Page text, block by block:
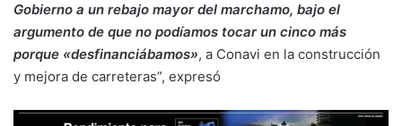
Gobierno a un rebajo mayor del marchamo, bajo el
argumento de que no podíamos tocar un cinco más
porque «desfinanciábamos», a Conavi en la construcción
y mejora de carreteras”, expresó